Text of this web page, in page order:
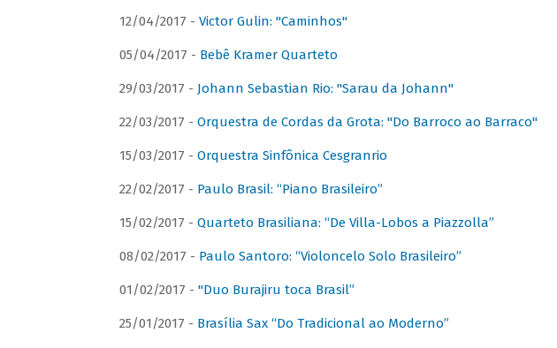
12/04/2017 - Victor Gulin: "Caminhos"
05/04/2017 - Bebê Kramer Quarteto
29/03/2017 - Johann Sebastian Rio: "Sarau da Johann"
22/03/2017 - Orquestra de Cordas da Grota: "Do Barroco ao Barraco"
15/03/2017 - Orquestra Sinfônica Cesgranrio
22/02/2017 - Paulo Brasil: “Piano Brasileiro”
15/02/2017 - Quarteto Brasiliana: “De Villa-Lobos a Piazzolla”
08/02/2017 - Paulo Santoro: “Violoncelo Solo Brasileiro”
01/02/2017 - "Duo Burajiru toca Brasil”
25/01/2017 - Brasília Sax “Do Tradicional ao Moderno”